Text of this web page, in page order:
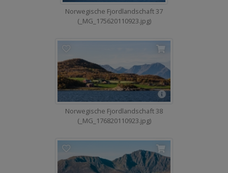
Norwegische Fjordlandschaft 37
(_MG_175620110923.jpg)
Norwegische Fjordlandschaft 38
(_MG_176820110923.jpg)